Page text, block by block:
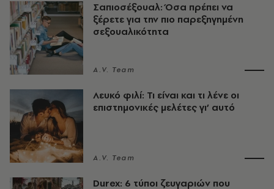
Σαπιοσέξουαλ: Όσα πρέπει να
ξέρετε για την πιο παρεξηγημένη
σεξουαλικότητα
A.V. Team
Λευκό φιλί: Τι είναι και τι λένε οι
επιστημονικές μελέτες γι’ αυτό
A.V. Team
Durex: 6 τύποι ζευγαριών που